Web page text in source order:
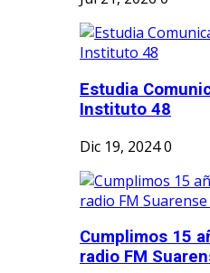
Estudia
Instituto 48
Dic 19, 20240
Cumplimos 15
radio FM